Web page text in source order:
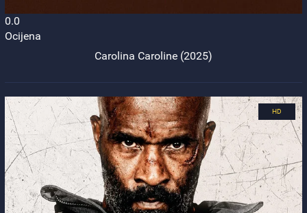
0.0
Ocijena
Carolina Caroline (2025)